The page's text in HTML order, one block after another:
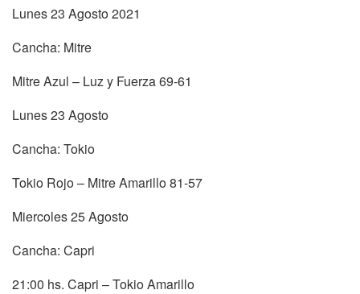
Lunes 23 Agosto 2021
Cancha: Mitre
Mitre Azul – Luz y Fuerza 69-61
Lunes 23 Agosto
Cancha: Tokio
Tokio Rojo – Mitre Amarillo 81-57
Miercoles 25 Agosto
Cancha: Capri
21:00 hs. Capri – Tokio Amarillo